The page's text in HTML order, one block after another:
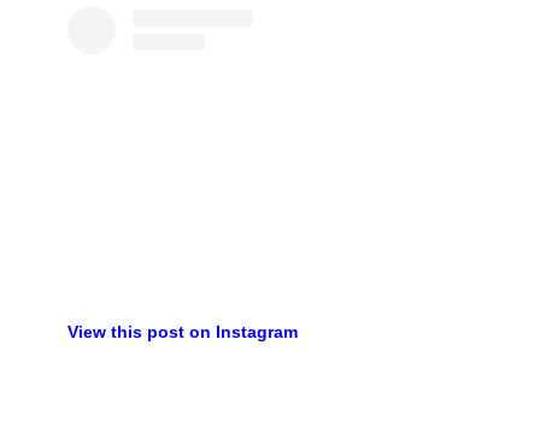
View this post on Instagram